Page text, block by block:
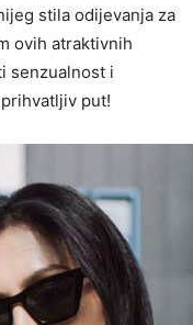
stila odijevanja za
ovih atraktivnih
senzualnost i
put!